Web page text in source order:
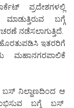
ಪ್ರದೇಶಗಳಲ್ಲಿ
ಬಗ್ಗೆ
ನಡೆಸಲಾಗುತ್ತಿದೆ.
ಇತರರಿಗೆ
ಮಹಾನಗರಪಾಲಿಕೆ
ಬಸ್ ನಿಲ್ದಾಣದಿಂದ ಆ
ಬಗ್ಗೆ ಬಸ್